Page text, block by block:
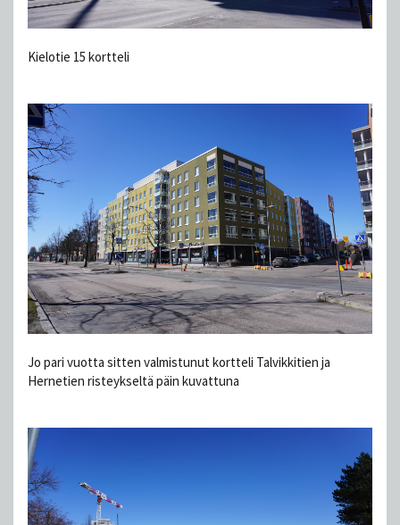
Kielotie 15 kortteli
Jo pari vuotta sitten valmistunut kortteli Talvikkitien ja
Hernetien risteykseltä päin kuvattuna